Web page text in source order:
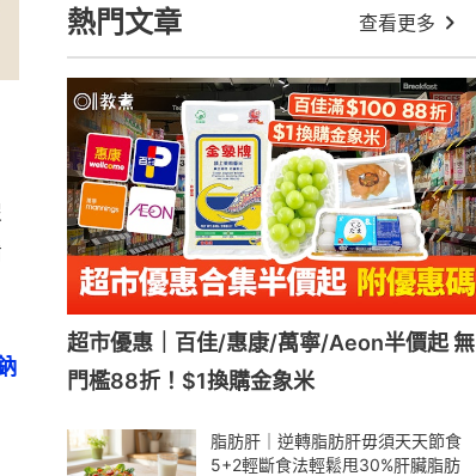
熱門文章 查看更多
超市優惠｜百佳/惠康/萬寧/Aeon半價起 無
門檻88折！$1換購金象米
脂肪肝｜逆轉脂肪肝毋須天天節食
5+2輕斷食法輕鬆甩30%肝臟脂肪